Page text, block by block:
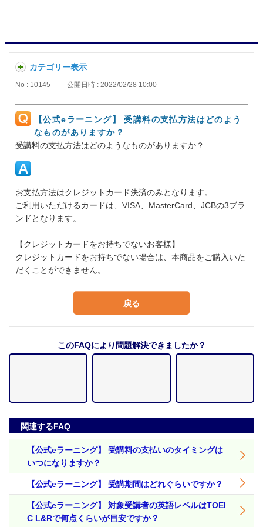
カテゴリー表示
No : 10145 公開日時 : 2022/02/28 10:00
【公式eラーニング】 受講料の支払方法はどのよう
なものがありますか？
受講料の支払方法はどのようなものがありますか？
お支払方法はクレジットカード決済のみとなります。
ご利用いただけるカードは、VISA、MasterCard、JCBの3ブラ
ンドとなります。
【クレジットカードをお持ちでないお客様】
クレジットカードをお持ちでない場合は、本商品をご購入いた
だくことができません。
戻る
このFAQにより問題解決できましたか？
関連するFAQ
【公式eラーニング】 受講料の支払いのタイミングは
いつになりますか？
【公式eラーニング】 受講期間はどれぐらいですか？
【公式eラーニング】 対象受講者の英語レベルはTOEI
C L&Rで何点くらいが目安ですか？